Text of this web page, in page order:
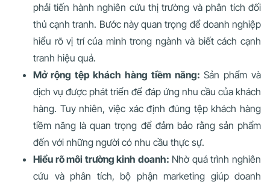
phải tiến hành nghiên cứu thị trường và phân tích đối
thủ cạnh tranh. Bước này quan trọng để doanh nghiệp
hiểu rõ vị trí của mình trong ngành và biết cách cạnh
tranh hiệu quả.
Mở rộng tệp khách hàng tiềm năng: Sản phẩm và
dịch vụ được phát triển để đáp ứng nhu cầu của khách
hàng. Tuy nhiên, việc xác định đúng tệp khách hàng
tiềm năng là quan trọng để đảm bảo rằng sản phẩm
đến với những người có nhu cầu thực sự.
Hiểu rõ môi trường kinh doanh: Nhờ quá trình nghiên
cứu và phân tích, bộ phận marketing giúp doanh